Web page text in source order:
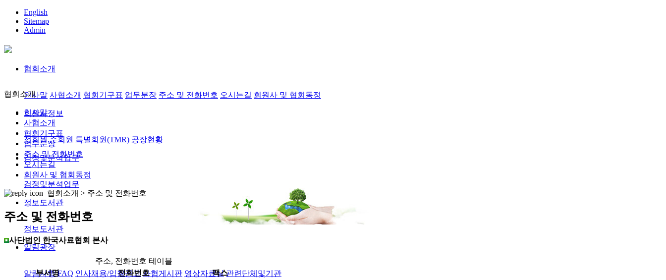
English
Sitemap
Admin
협회소개
인사말 사협소개 협회기구표 업무분장 주소 및 전화번호 오시는길 회원사 및 협회동정
회원사정보
정회원,준회원 특별회원(TMR) 공장현황
검정및분석업무
검정및분석업무
정보도서관
정보도서관
알림광장
알림사항 FAQ 인사채용/입찰공고 사협게시판 영상자료실 관련단체및기관
협회소개
인사말
사협소개
협회기구표
업무분장
주소 및 전화번호
오시는길
회원사 및 협회동정
협회소개 > 주소 및 전화번호
주소 및 전화번호
사단법인 한국사료협회 본사
주소, 전화번호 테이블
부서명
전화번호
팩스